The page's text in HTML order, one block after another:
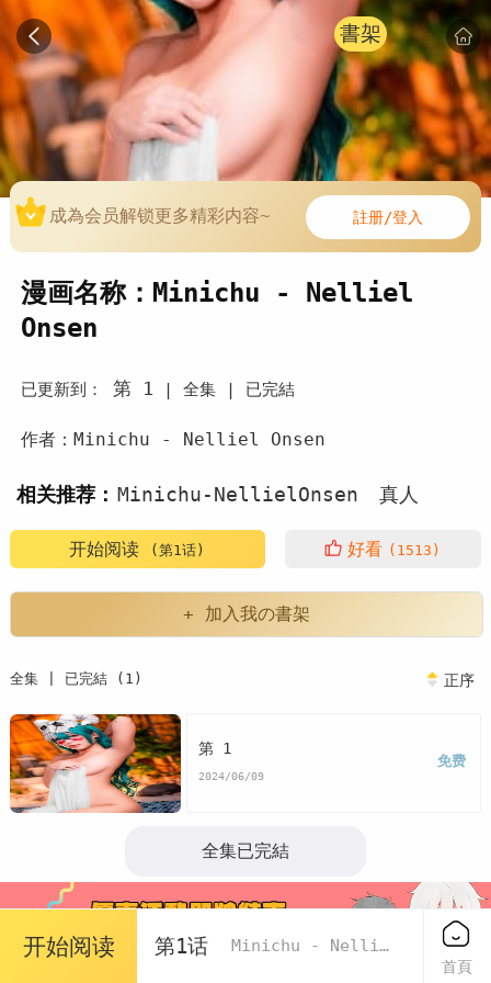
書架
成為会员解锁更多精彩内容~ 註册/登入
漫画名称：Minichu - Nelliel
Onsen
已更新到： 第 1 | 全集 | 已完結
作者：Minichu - Nelliel Onsen
相关推荐： Minichu-NellielOnsen 真人
开始阅读 (第1话) 好看 (1513)
+ 加入我の書架
全集 | 已完結 (1) 正序
第 1
2024/06/09
免费
全集已完結
开始阅读 第1话 Minichu - Nelliel Onsen
首頁